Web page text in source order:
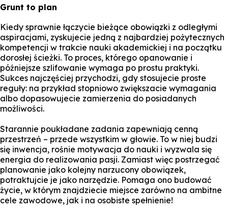
Grunt to plan
Kiedy sprawnie łączycie bieżące obowiązki z odległymi
aspiracjami, zyskujecie jedną z najbardziej pożytecznych
kompetencji w trakcie nauki akademickiej i na początku
dorosłej ścieżki. To proces, którego opanowanie i
późniejsze szlifowanie wymaga po prostu praktyki.
Sukces najczęściej przychodzi, gdy stosujecie proste
reguły: na przykład stopniowo zwiększacie wymagania
albo dopasowujecie zamierzenia do posiadanych
możliwości.
Starannie poukładane zadania zapewniają cenną
przestrzeń – przede wszystkim w głowie. To w niej budzi
się inwencja, rośnie motywacja do nauki i wyzwala się
energia do realizowania pasji. Zamiast więc postrzegać
planowanie jako kolejny narzucony obowiązek,
potraktujcie je jako narzędzie. Pomaga ono budować
życie, w którym znajdziecie miejsce zarówno na ambitne
cele zawodowe, jak i na osobiste spełnienie!